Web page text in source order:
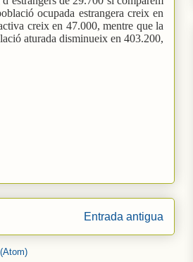
ocupada estrangera creix en
creix en 47.000, mentre que la
aturada disminueix en 403.200,
Entrada antigua